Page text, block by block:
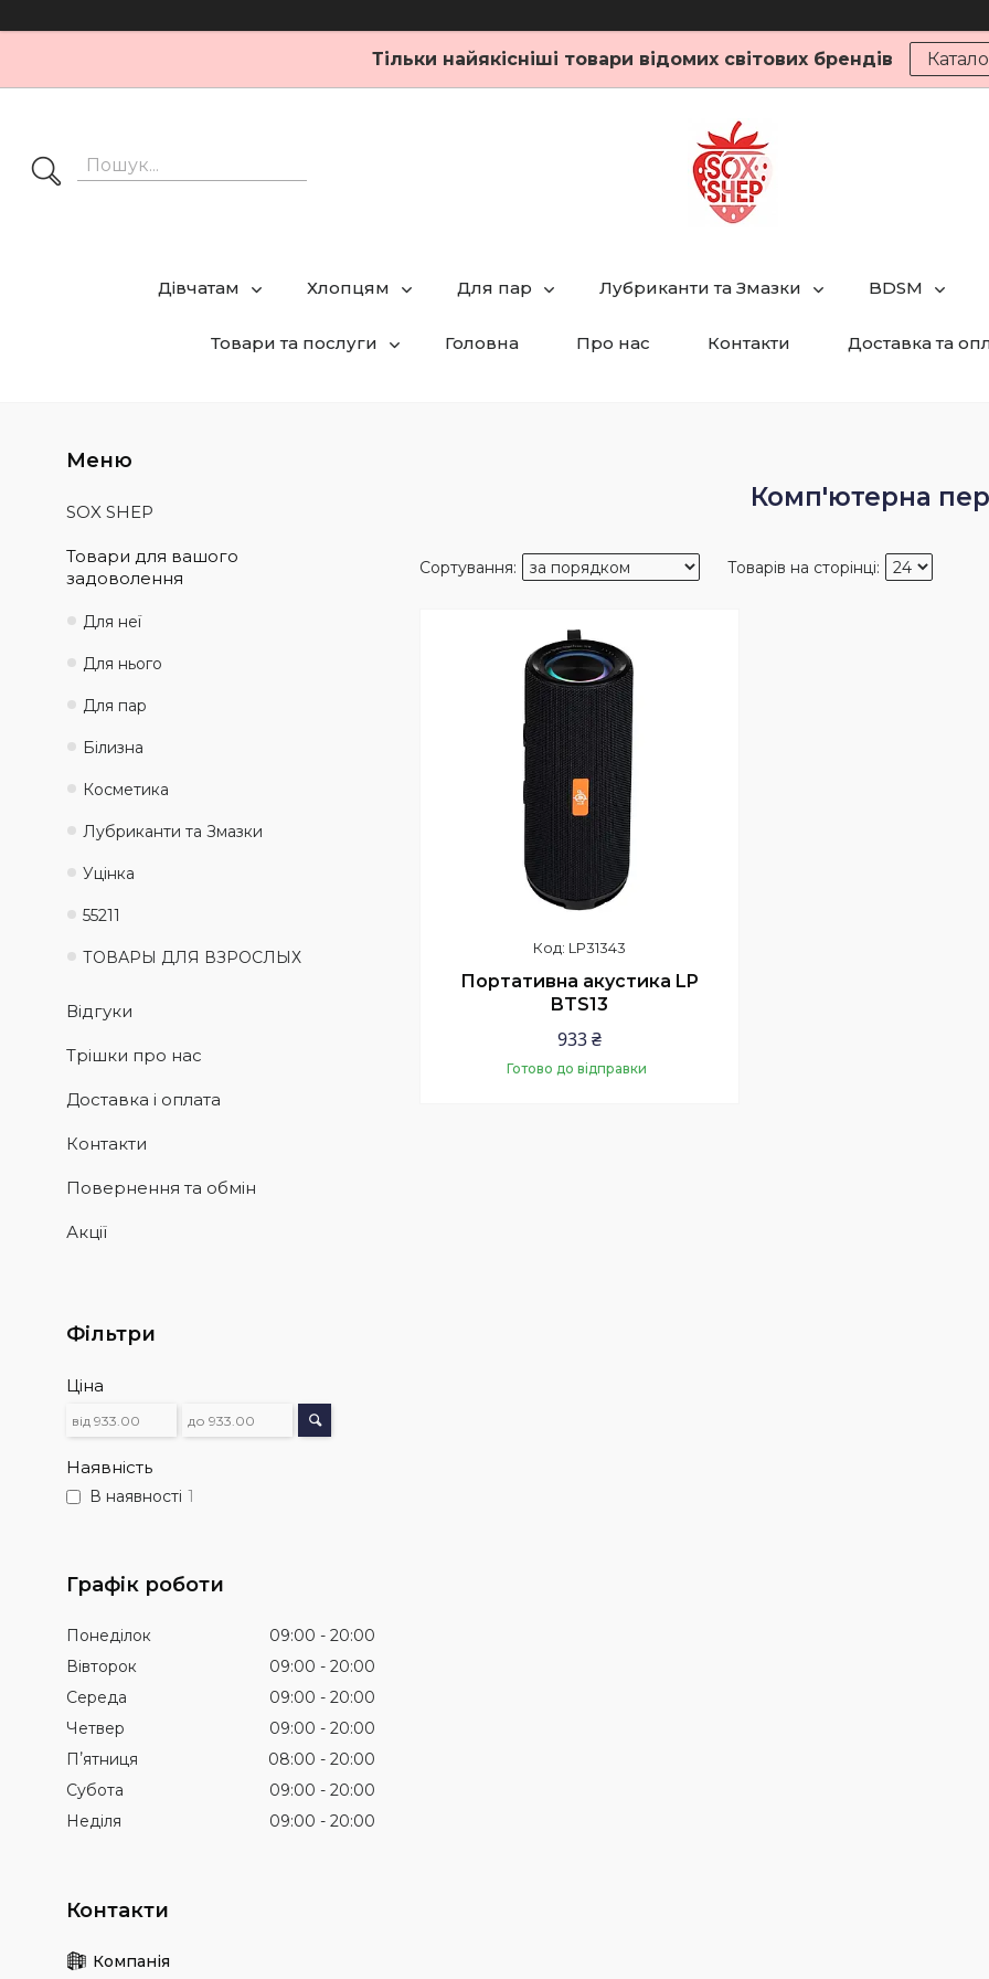
Тільки найякісніші товари відомих світових брендів
Дівчатам Хлопцям Для пар Лубриканти та Змазки BDSM
Товари та послуги Головна Про нас Контакти Доставка та
Комп'ютерна
LP31343
Портативна акустика LP
BTS13
933 ₴
Готово до відправки
SOX SHEP
Товари для вашого
задоволення
Для неї
Для нього
Для пар
Білизна
Косметика
Лубриканти та Змазки
Уцінка
55211
ТОВАРЫ ДЛЯ ВЗРОСЛЫХ
Відгуки
Трішки про нас
Доставка і оплата
Контакти
Повернення та обмін
Акції
Фільтри
Ціна
Наявність
В наявності 1
Графік роботи
Понеділок 09:00
20:00
Вівторок
09:00
20:00
Середа
09:00
20:00
Четвер
09:00
20:00
Пʼятниця
08:00
20:00
Субота
09:00
20:00
Неділя
09:00 20:00